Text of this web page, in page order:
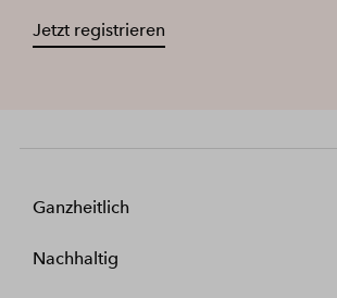
Jetzt registrieren
Ganzheitlich
Nachhaltig